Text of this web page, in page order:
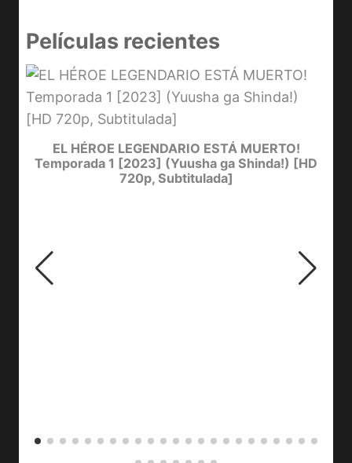
Películas recientes
EL HÉROE LEGENDARIO ESTÁ MUERTO!
Temporada 1 [2023] (Yuusha ga Shinda!) [HD
720p, Subtitulada]